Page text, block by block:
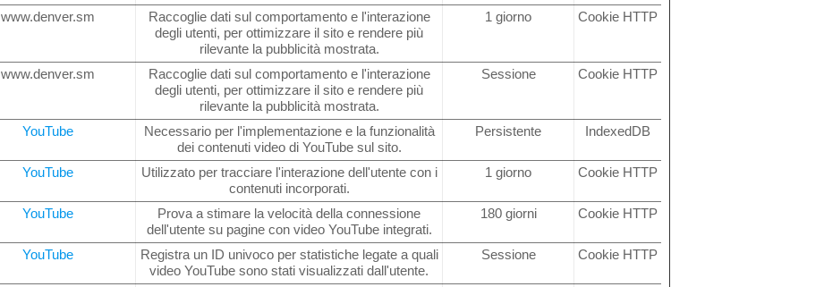
www.denver.sm
Raccoglie dati sul comportamento e l'interazione
degli utenti, per ottimizzare il sito e rendere più
rilevante la pubblicità mostrata.
1 giorno Cookie HTTP
www.denver.sm
Raccoglie dati sul comportamento e l'interazione
degli utenti, per ottimizzare il sito e rendere più
rilevante la pubblicità mostrata.
Sessione Cookie HTTP
YouTube
Necessario per l'implementazione e la funzionalità
dei contenuti video di YouTube sul sito.
Persistente IndexedDB
YouTube
Utilizzato per tracciare l'interazione dell'utente con i
contenuti incorporati.
1 giorno Cookie HTTP
YouTube
Prova a stimare la velocità della connessione
dell'utente su pagine con video YouTube integrati.
180 giorni Cookie HTTP
YouTube
Registra un ID univoco per statistiche legate a quali
video YouTube sono stati visualizzati dall'utente.
Sessione Cookie HTTP